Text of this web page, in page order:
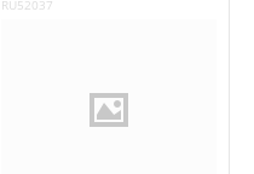
RU52037